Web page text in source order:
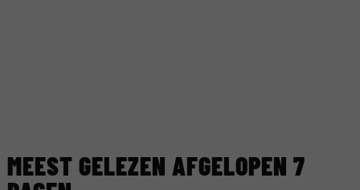
MEEST GELEZEN AFGELOPEN 7